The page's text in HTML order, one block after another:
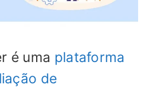
é uma plataforma
de